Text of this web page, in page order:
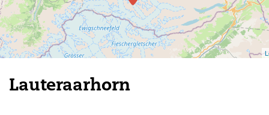
Lauteraarhorn